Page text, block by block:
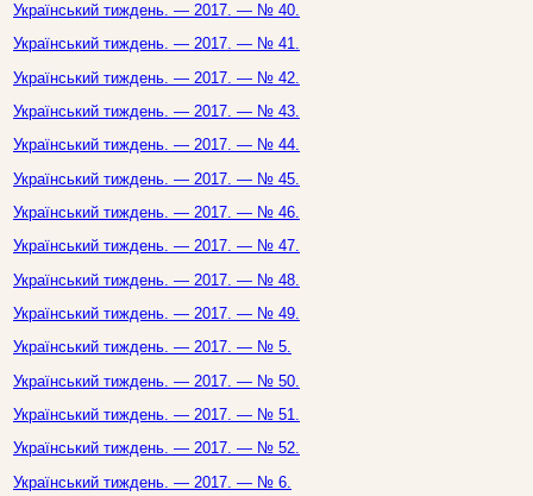
Український тиждень. — 2017. — № 40.
Український тиждень. — 2017. — № 41.
Український тиждень. — 2017. — № 42.
Український тиждень. — 2017. — № 43.
Український тиждень. — 2017. — № 44.
Український тиждень. — 2017. — № 45.
Український тиждень. — 2017. — № 46.
Український тиждень. — 2017. — № 47.
Український тиждень. — 2017. — № 48.
Український тиждень. — 2017. — № 49.
Український тиждень. — 2017. — № 5.
Український тиждень. — 2017. — № 50.
Український тиждень. — 2017. — № 51.
Український тиждень. — 2017. — № 52.
Український тиждень. — 2017. — № 6.